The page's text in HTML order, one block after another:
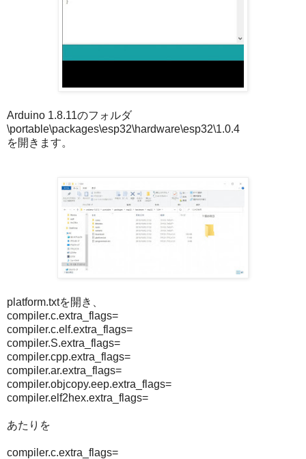
Arduino 1.8.11のフォルダ
\portable\packages\esp32\hardware\esp32\1.0.4
を開きます。
platform.txtを開き、
compiler.c.extra_flags=
compiler.c.elf.extra_flags=
compiler.S.extra_flags=
compiler.cpp.extra_flags=
compiler.ar.extra_flags=
compiler.objcopy.eep.extra_flags=
compiler.elf2hex.extra_flags=
あたりを
compiler.c.extra_flags=